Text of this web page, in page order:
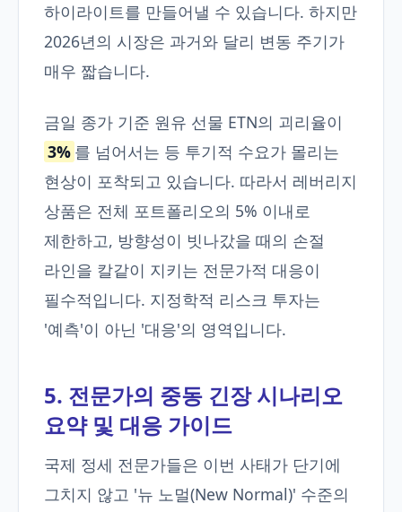
하이라이트를 만들어낼 수 있습니다. 하지만
2026년의 시장은 과거와 달리 변동 주기가
매우 짧습니다.
금일 종가 기준 원유 선물 ETN의 괴리율이
3% 를 넘어서는 등 투기적 수요가 몰리는
현상이 포착되고 있습니다. 따라서 레버리지
상품은 전체 포트폴리오의 5% 이내로
제한하고, 방향성이 빗나갔을 때의 손절
라인을 칼같이 지키는 전문가적 대응이
필수적입니다. 지정학적 리스크 투자는
'예측'이 아닌 '대응'의 영역입니다.
5. 전문가의 중동 긴장 시나리오
요약 및 대응 가이드
국제 정세 전문가들은 이번 사태가 단기에
그치지 않고 '뉴 노멀(New Normal)' 수준의